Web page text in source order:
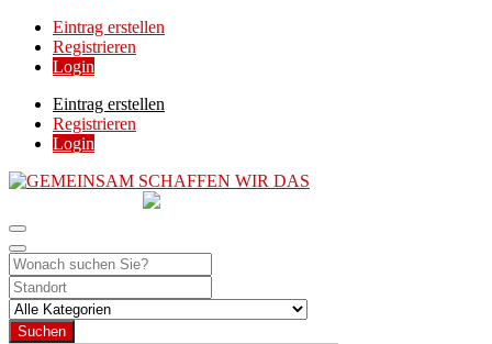
Eintrag erstellen
Registrieren
Login
Eintrag erstellen
Registrieren
Login
Suchen